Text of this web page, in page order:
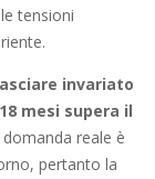
tensioni
invariato
mesi supera il
domanda reale è
pertanto la